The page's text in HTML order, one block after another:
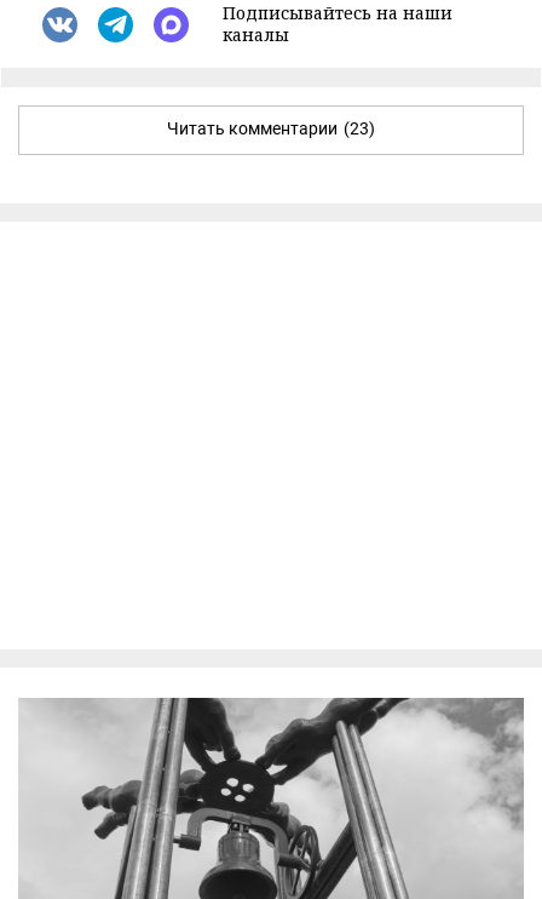
Подписывайтесь на наши
каналы
Читать комментарии (23)